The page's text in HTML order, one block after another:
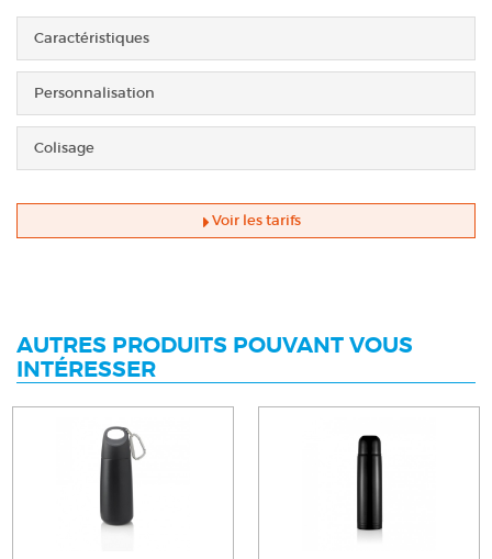
Caractéristiques
Personnalisation
Colisage
Voir les tarifs
AUTRES PRODUITS POUVANT VOUS
INTÉRESSER